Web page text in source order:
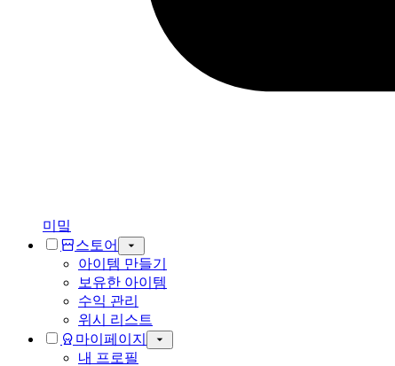
미밐
스토어
아이템 만들기
보유한 아이템
수익 관리
위시 리스트
마이페이지
내 프로필